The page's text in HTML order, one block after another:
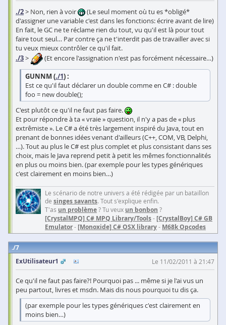
./2> Non, rien à voir
(Le seul moment où tu es *obligé*
d'assigner une variable c'est dans les fonctions: écrire avant de lire)
En fait, le GC ne te réclame rien du tout, vu qu'il est là pour tout
faire tout seul… Par contre ça ne t'interdit pas de travailler avec si
tu veux mieux contrôler ce qu'il fait.
./3>
(Et encore l'assignation n'est pas forcément nécessaire…)
GUNNM (./1) :
Est ce qu'il faut déclarer un double comme en C# : double
foo = new double();
C'est plutôt ce qu'il ne faut pas faire.
Et pour répondre à ta « vraie » question, il n'y a pas de « plus
extrêmiste ». Le C# a été très largement inspiré du Java, tout en
prenant de bonnes idées venant d'ailleurs (C++, COM, VB, Delphi,
…). Tout au plus le C# est plus complet et plus consistant dans ses
choix, mais le Java reprend petit à petit les mêmes fonctionnalités
en plus ou moins bien. (par exemple pour les types génériques
c'est clairement en moins bien…)
Le scénario de notre univers a été rédigée par un bataillon
de singes savants. Tout s'explique enfin.
T'as un problème? Tu veux un bonbon ?
[CrystalMPQ] C# MPQ Library/Tools- [CrystalBoy] C# GB
Emulator- [Monoxide] C# OSX library- M68k Opcodes
7
ExUtilisateur1
Le 11/02/2011 à 21:47
Ce qu'il ne faut pas faire?! Pourquoi pas ... même si je l'ai vus un
peu partout, livres et msdn. Mais dis nous pourquoi tu dis ça.
(par exemple pour les types génériques c'est clairement en
moins bien…)